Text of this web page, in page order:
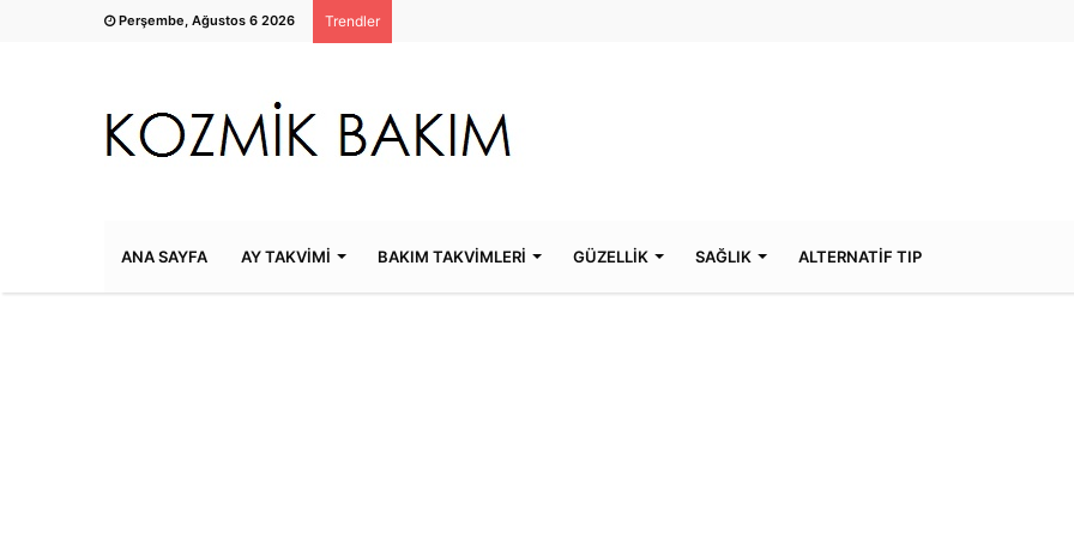
Perşembe, Ağustos 6 2026 Trendler
ANA SAYFA AY TAKVİMİ BAKIM TAKVİMLERİ GÜZELLİK SAĞLIK ALTERNATİF TIP